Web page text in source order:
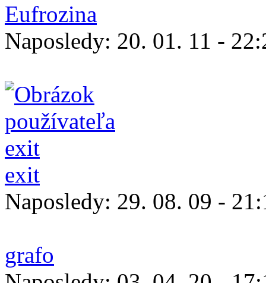
Eufrozina
Naposledy: 20. 01. 11 -
exit
Naposledy: 29. 08. 09 -
grafo